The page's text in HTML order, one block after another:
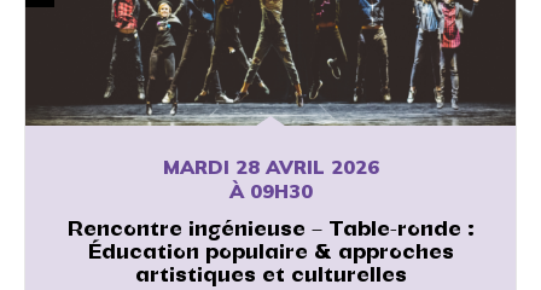
MARDI 28 AVRIL 2026
À 09H30
Rencontre ingénieuse – Table-ronde :
Éducation populaire & approches
artistiques et culturelles